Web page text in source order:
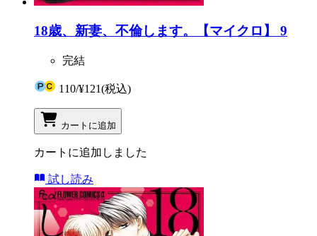
18歳、新妻、不倫します。【マイクロ】 9
完結
110/¥121(税込)
カートに追加
カートに追加しました
試し読み